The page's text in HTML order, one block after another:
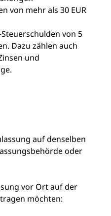
von mehr als 30 EUR
von 5
Dazu zählen auch
und
auf denselben
oder
vor Ort auf der
möchten: